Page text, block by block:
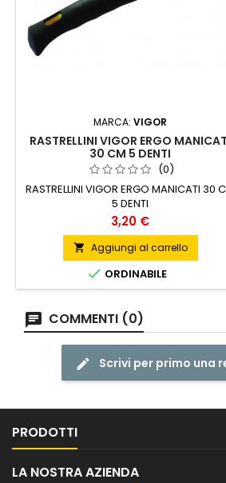
MARCA: VIGOR
RASTRELLINI VIGOR ERGO
30 CM 5 DENTI
(0)
RASTRELLINI VIGOR ERGO MANICATI 30
5 DENTI
Prezzo
3,20 €
 Aggiungi al carrello
 ORDINABILE
COMMENTI (0)
Scrivi per primo una
PRODOTTI
LA NOSTRA AZIENDA